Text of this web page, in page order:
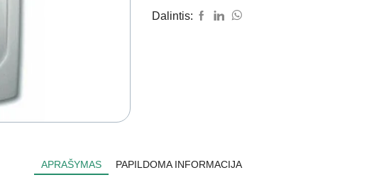
Dalintis:
APRAŠYMAS PAPILDOMA INFORMACIJA